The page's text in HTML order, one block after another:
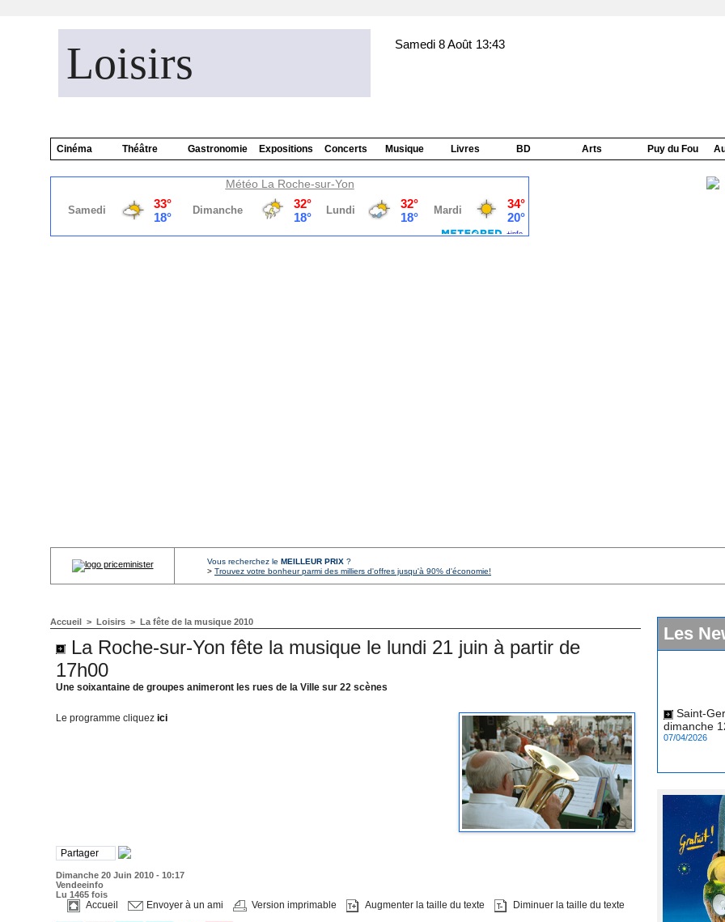
Loisirs Samedi 8 Août 13:43
Cinéma Théâtre Gastronomie Expositions Concerts Musique Livres BD Arts Puy du Fou
Météo La Roche-sur-Yon
Vous recherchez le MEILLEUR PRIX ?
> Trouvez votre bonheur parmi des milliers d'offres jusqu'à 90% d'économie!
Accueil > Loisirs > La fête de la musique 2010
La Roche-sur-Yon fête la musique le lundi 21 juin à partir de
17h00
Une soixantaine de groupes animeront les rues de la Ville sur 22 scènes
Le programme cliquez ici
Partager
Dimanche 20 Juin 2010 - 10:17
Vendeeinfo
Lu 1465 fois
Accueil Envoyer à un ami Version imprimable Augmenter la taille du texte Diminuer la taille du texte
Les
dimanche
07/04/2026